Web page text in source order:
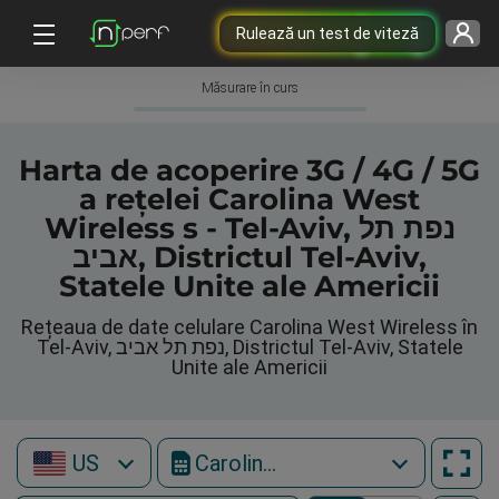
Rulează un test de viteză
Măsurare în curs
Harta de acoperire 3G / 4G / 5G
a rețelei Carolina West
Wireless s - Tel-Aviv, נפת תל
אביב, Districtul Tel-Aviv,
Statele Unite ale Americii
Rețeaua de date celulare Carolina West Wireless în
Tel-Aviv, נפת תל אביב, Districtul Tel-Aviv, Statele
Unite ale Americii
US Carolina West Wireless